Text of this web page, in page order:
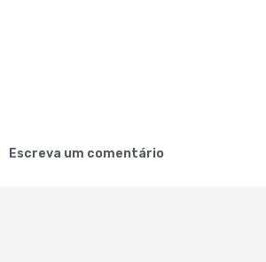
Escreva um comentário